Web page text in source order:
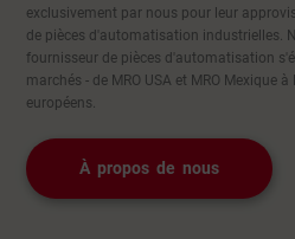
exclusivement par nous pour leur
de pièces d'automatisation industrielles.
fournisseur de pièces d'automatisation
marchés - de MRO USA et MRO Mexique
européens.
À propos de nous